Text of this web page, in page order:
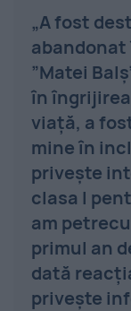
„A fost
”Matei
în îngrijirea
viaţă, a
mine în
priveşte
clasa I
am
primul an
dată
priveşte